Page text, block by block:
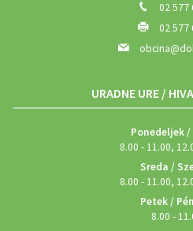
02 577
02 577
URADNE URE /
Ponedeljek
8.00 - 11.00,
Sreda /
8.00 - 11.00,
Petek /
8.00 -